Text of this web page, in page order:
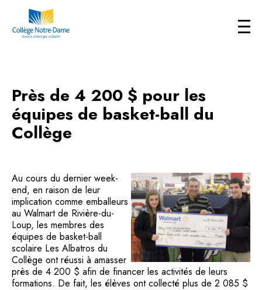
Près de 4 200 $ pour les
équipes de basket-ball du
Collège
Au cours du dernier week-
end, en raison de leur
implication comme emballeurs
au Walmart de Rivière-du-
Loup, les membres des
équipes de basket-ball
scolaire Les Albatros du
Collège ont réussi à amasser
près de 4 200 $ afin de financer les activités de leurs
formations. De fait, les élèves ont collecté plus de 2 085 $